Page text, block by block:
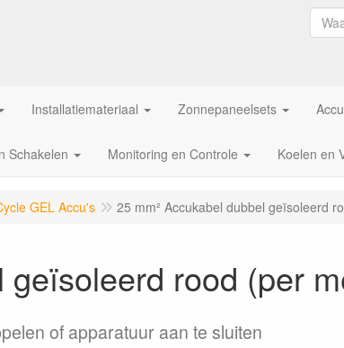
Installatiemateriaal Zonnepaneelsets
Schakelen Monitoring en Controle Koelen en
GEL Accu's 25 mm² Accukabel dubbel geïsoleerd
rood (per
of apparatuur aan te sluiten